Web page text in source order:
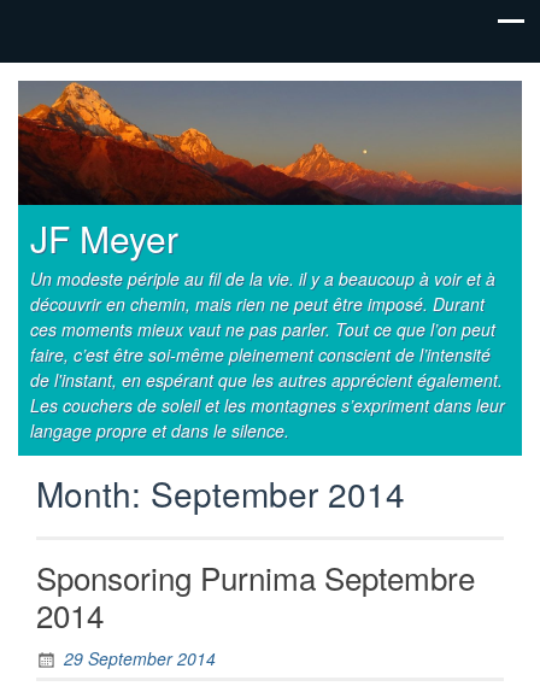
JF Meyer
Un modeste périple au fil de la vie. il y a beaucoup à voir et à
découvrir en chemin, mais rien ne peut être imposé. Durant
ces moments mieux vaut ne pas parler. Tout ce que l’on peut
faire, c’est être soi-même pleinement conscient de l’intensité
de l'instant, en espérant que les autres apprécient également.
Les couchers de soleil et les montagnes s’expriment dans leur
langage propre et dans le silence.
Month: September 2014
Sponsoring Purnima Septembre
2014
29 September 2014